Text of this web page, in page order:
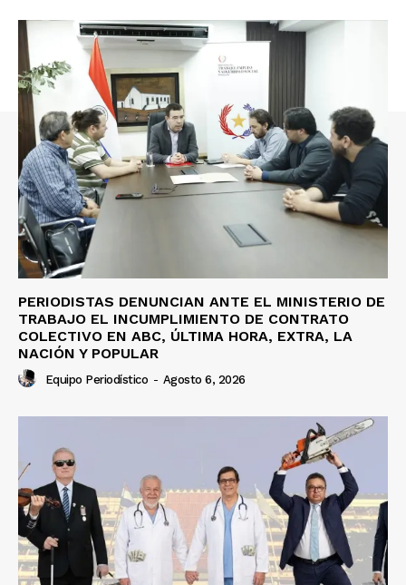
PERIODISTAS DENUNCIAN ANTE EL MINISTERIO DE
TRABAJO EL INCUMPLIMIENTO DE CONTRATO
COLECTIVO EN ABC, ÚLTIMA HORA, EXTRA, LA
NACIÓN Y POPULAR
Equipo Periodístico - Agosto 6, 2026